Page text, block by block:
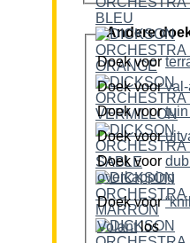
Andere
Doek voor
Doek voor
Doek voor
Doek voor
Doek voor
overkapping
Doek voor
Volantlos